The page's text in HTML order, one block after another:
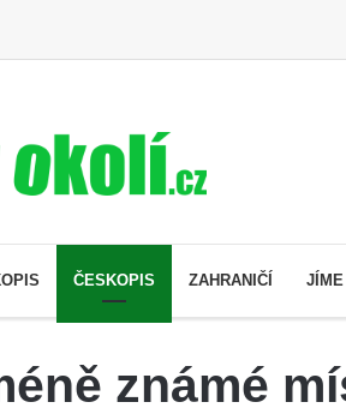
ČESKOPIS ZAHRANIČÍ JÍME
známé